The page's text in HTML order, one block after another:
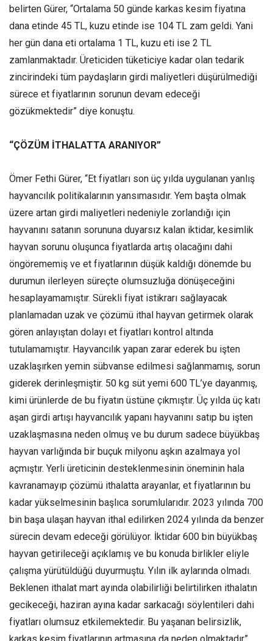
belirten Gürer, “Ortalama 50 günde karkas kesim fiyatına
dana etinde 45 TL, kuzu etinde ise 104 TL zam geldi. Yani
her gün dana eti ortalama 1 TL, kuzu eti ise 2 TL
zamlanmaktadır. Üreticiden tüketiciye kadar olan tedarik
zincirindeki tüm paydaşların girdi maliyetleri düşürülmediği
sürece et fiyatlarının sorunun devam edeceği
gözükmektedir” diye konuştu.
“ÇÖZÜM İTHALATTA ARANIYOR”
Ömer Fethi Gürer, “Et fiyatları son üç yılda uygulanan yanlış
hayvancılık politikalarının yansımasıdır. Yem başta olmak
üzere artan girdi maliyetleri nedeniyle zorlandığı için
hayvanını satanın sorununa duyarsız kalan iktidar, kesimlik
hayvan sorunu oluşunca fiyatlarda artış olacağını dahi
öngörememiş ve et fiyatlarının düşük kaldığı dönemde bu
durumun ilerleyen süreçte olumsuzluğa dönüşeceğini
hesaplayamamıştır. Sürekli fiyat istikrarı sağlayacak
planlamadan uzak ve çözümü ithal hayvan getirmek olarak
gören anlayıştan dolayı et fiyatları kontrol altında
tutulamamıştır. Hayvancılık yapan zarar ederek bu işten
uzaklaşırken yemin sübvanse edilmesi sağlanmamış, sorun
giderek derinleşmiştir. 50 kg süt yemi 600 TL’ye dayanmış,
kimi ürünlerde de bu fiyatın üstüne çıkmıştır. Üç yılda üç katı
aşan girdi artışı hayvancılık yapanı hayvanını satıp bu işten
uzaklaşmasına neden olmuş ve bu durum sadece büyükbaş
hayvan varlığında bir buçuk milyonu aşkın azalmaya yol
açmıştır. Yerli üreticinin desteklenmesinin öneminin hala
kavranamayıp çözümü ithalatta arayanlar, et fiyatlarının bu
kadar yükselmesinin başlıca sorumlularıdır. 2023 yılında 700
bin başa ulaşan hayvan ithal edilirken 2024 yılında da benzer
sürecin devam edeceği görülüyor. İktidar 600 bin büyükbaş
hayvan getirileceği açıklamış ve bu konuda birlikler eliyle
çalışma yürütüldüğü duyurmuştu. Yılın ilk aylarında olmadı.
Beklenen ithalat mart ayında olabilirliği belirtilirken ithalatın
gecikeceği, haziran ayına kadar sarkacağı söylentileri dahi
fiyatları olumsuz etkilemektedir. Bu yaşanan belirsizlik,